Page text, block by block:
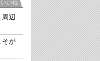
いいね
辺
そが